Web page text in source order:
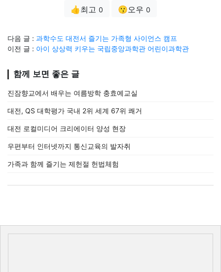
👍최고 0 😗오우 0
다음 글 : 과학수도 대전서 즐기는 가족형 사이언스 캠프
이전 글 : 아이 상상력 키우는 국립중앙과학관 어린이과학관
함께 보면 좋은 글
진잠향교에서 배우는 여름방학 충효예교실
대전, QS 대학평가 국내 2위 세계 67위 쾌거
대전 로컬미디어 크리에이터 양성 현장
우편부터 인터넷까지 통신교육의 발자취
가족과 함께 즐기는 제헌절 헌법체험